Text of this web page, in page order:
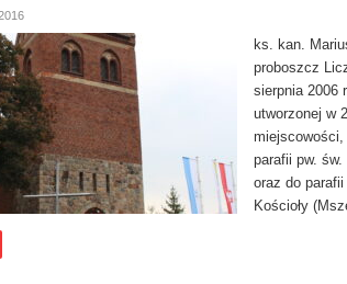
ks. kan.
proboszcz
sierpnia 2006
utworzonej w
miejscowości,
parafii pw. św.
oraz do parafii
Kościoły